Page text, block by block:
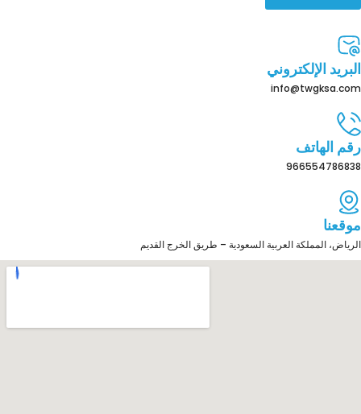
البريد الإلكتروني
info@twgksa.com
رقم الهاتف
966554786838
موقعنا
الرياض، المملكة العربية السعودية – طريق الخرج القديم